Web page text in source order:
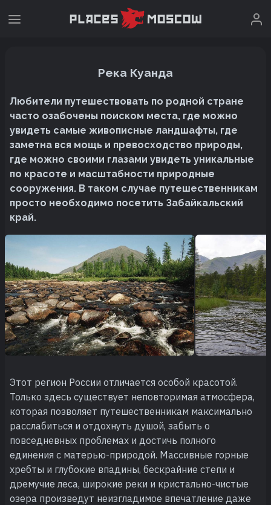
Река Куанда
Любители путешествовать по родной стране
часто озабочены поиском места, где можно
увидеть самые живописные ландшафты, где
заметна вся мощь и превосходство природы,
где можно своими глазами увидеть уникальные
по красоте и масштабности природные
сооружения. В таком случае путешественникам
просто необходимо посетить Забайкальский
край.
Этот регион России отличается особой красотой.
Только здесь существует неповторимая атмосфера,
которая позволяет путешественникам максимально
расслабиться и отдохнуть душой, забыть о
повседневных проблемах и достичь полного
единения с матерью-природой. Массивные горные
хребты и глубокие впадины, бескрайние степи и
дремучие леса, широкие реки и кристально-чистые
озера произведут неизгладимое впечатление даже